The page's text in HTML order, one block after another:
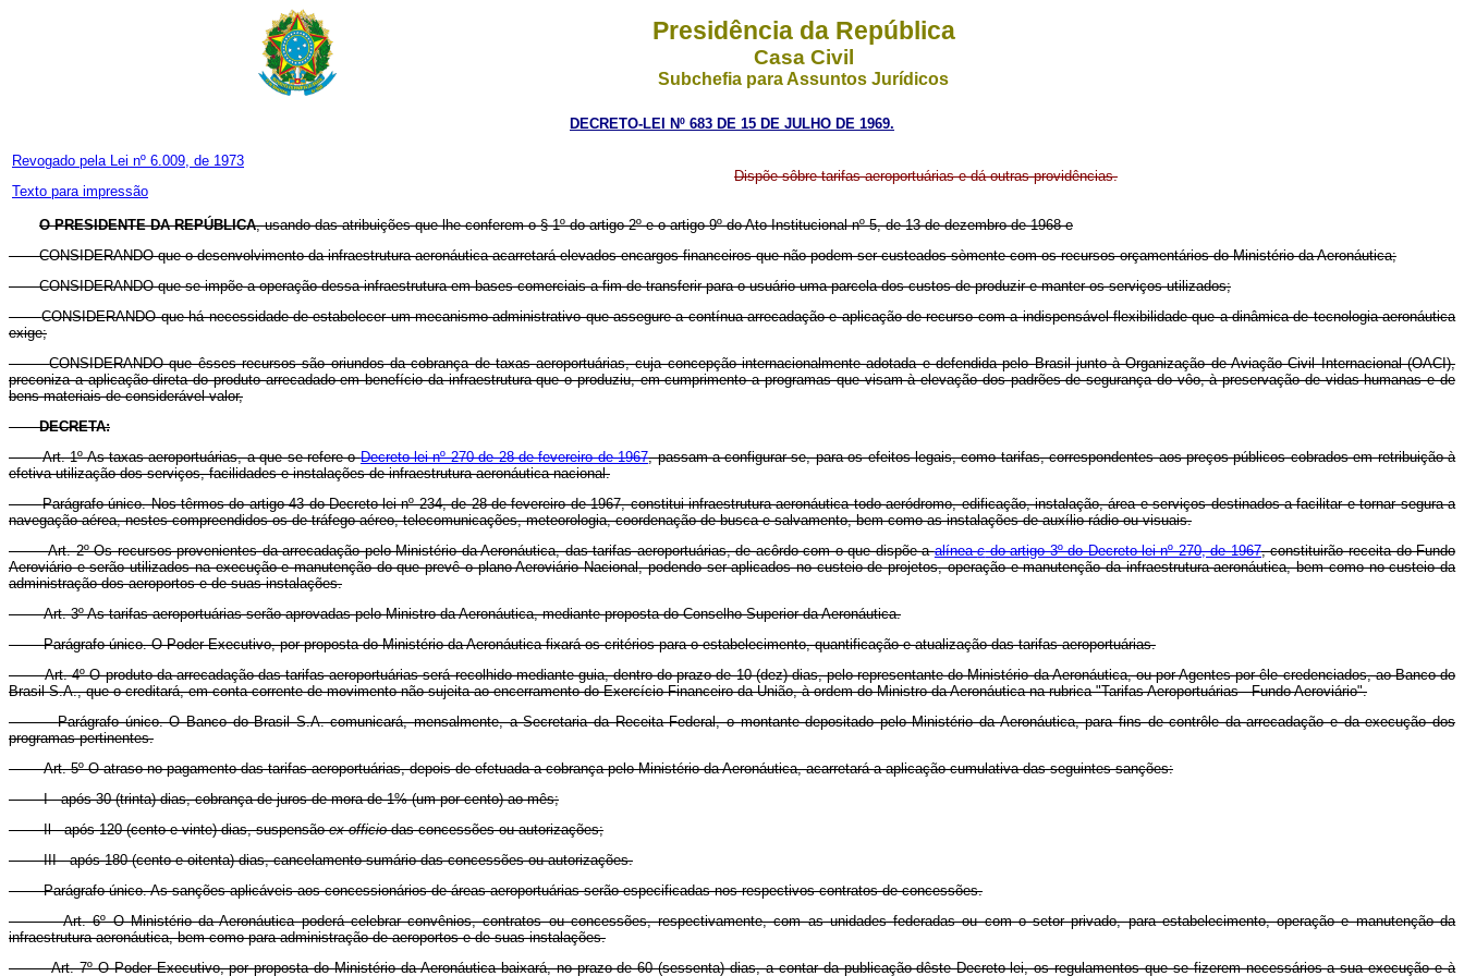
Presidência da República
Casa Civil
Subchefia para Assuntos Jurídicos
DECRETO-LEI Nº 683 DE 15 DE JULHO DE 1969.
Revogado pela Lei nº 6.009, de 1973
Texto para impressão
Dispõe sôbre tarifas aeroportuárias e dá outras providências.
O PRESIDENTE DA REPÚBLICA, usando das atribuições que lhe conferem o § 1º do artigo 2º e o artigo 9º do Ato Institucional nº 5, de 13 de dezembro de 1968 e
CONSIDERANDO que o desenvolvimento da infraestrutura aeronáutica acarretará elevados encargos financeiros que não podem ser custeados sòmente com os recursos orçamentários do Ministério da Aeronáutica;
CONSIDERANDO que se impõe a operação dessa infraestrutura em bases comerciais a fim de transferir para o usuário uma parcela dos custos de produzir e manter os serviços utilizados;
CONSIDERANDO que há necessidade de estabelecer um mecanismo administrativo que assegure a contínua arrecadação e aplicação de recurso com a indispensável flexibilidade que a dinâmica de tecnologia aeronáutica
exige;
CONSIDERANDO que êsses recursos são oriundos da cobrança de taxas aeroportuárias, cuja concepção internacionalmente adotada e defendida pelo Brasil junto à Organização de Aviação Civil Internacional (OACI),
preconiza a aplicação direta do produto arrecadado em benefício da infraestrutura que o produziu, em cumprimento a programas que visam à elevação dos padrões de segurança do vôo, à preservação de vidas humanas e de
bens materiais de considerável valor,
DECRETA:
Art. 1º As taxas aeroportuárias, a que se refere oDecreto-lei nº 270 de 28 de fevereiro de 1967, passam a configurar-se, para os efeitos legais, como tarifas, correspondentes aos preços públicos cobrados em retribuição à
efetiva utilização dos serviços, facilidades e instalações de infraestrutura aeronáutica nacional.
Parágrafo único. Nos têrmos do artigo 43 do Decreto-lei nº 234, de 28 de fevereiro de 1967, constitui infraestrutura aeronáutica todo aeródromo, edificação, instalação, área e serviços destinados a facilitar e tornar segura a
navegação aérea, nestes compreendidos os de tráfego aéreo, telecomunicações, meteorologia, coordenação de busca e salvamento, bem como as instalações de auxílio rádio ou visuais.
Art. 2º Os recursos provenientes da arrecadação pelo Ministério da Aeronáutica, das tarifas aeroportuárias, de acôrdo com o que dispõe aalíneacdo artigo 3º do Decreto-lei nº 270, de 1967, constituirão receita do Fundo
Aeroviário e serão utilizados na execução e manutenção do que prevê o plano Aeroviário Nacional, podendo ser aplicados no custeio de projetos, operação e manutenção da infraestrutura aeronáutica, bem como no custeio da
administração dos aeroportos e de suas instalações.
Art. 3º As tarifas aeroportuárias serão aprovadas pelo Ministro da Aeronáutica, mediante proposta do Conselho Superior da Aeronáutica.
Parágrafo único. O Poder Executivo, por proposta do Ministério da Aeronáutica fixará os critérios para o estabelecimento, quantificação e atualização das tarifas aeroportuárias.
Art. 4º O produto da arrecadação das tarifas aeroportuárias será recolhido mediante guia, dentro do prazo de 10 (dez) dias, pelo representante do Ministério da Aeronáutica, ou por Agentes por êle credenciados, ao Banco do
Brasil S.A., que o creditará, em conta corrente de movimento não sujeita ao encerramento do Exercício Financeiro da União, à ordem do Ministro da Aeronáutica na rubrica "Tarifas Aeroportuárias - Fundo Aeroviário".
Parágrafo único. O Banco do Brasil S.A. comunicará, mensalmente, a Secretaria da Receita Federal, o montante depositado pelo Ministério da Aeronáutica, para fins de contrôle da arrecadação e da execução dos
programas pertinentes.
Art. 5º O atraso no pagamento das tarifas aeroportuárias, depois de efetuada a cobrança pelo Ministério da Aeronáutica, acarretará a aplicação cumulativa das seguintes sanções:
I - após 30 (trinta) dias, cobrança de juros de mora de 1% (um por cento) ao mês;
Il - após 120 (cento e vinte) dias, suspensãoex officiodas concessões ou autorizações;
III - após 180 (cento e oitenta) dias, cancelamento sumário das concessões ou autorizações.
Parágrafo único. As sanções aplicáveis aos concessionários de áreas aeroportuárias serão especificadas nos respectivos contratos de concessões.
Art. 6º O Ministério da Aeronáutica poderá celebrar convênios, contratos ou concessões, respectivamente, com as unidades federadas ou com o setor privado, para estabelecimento, operação e manutenção da
infraestrutura aeronáutica, bem como para administração de aeroportos e de suas instalações.
Art. 7º O Poder Executivo, por proposta do Ministério da Aeronáutica baixará, no prazo de 60 (sessenta) dias, a contar da publicação dêste Decreto-lei, os regulamentos que se fizerem necessários a sua execução e à